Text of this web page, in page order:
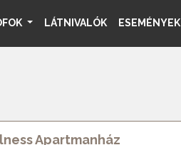
LÁTNIVALÓK ESEMÉNYEK
Apartmanház